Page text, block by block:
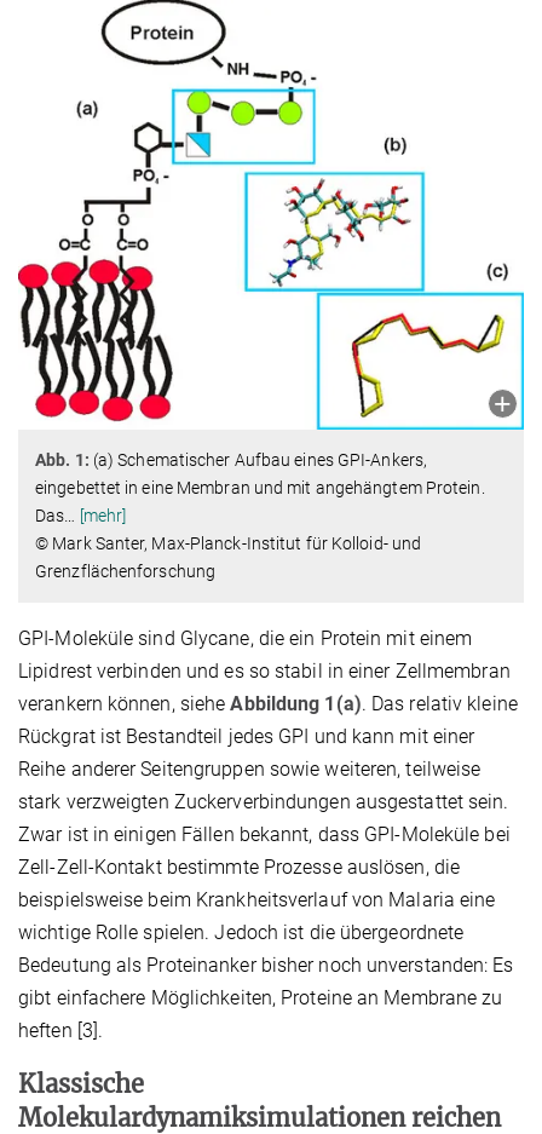
Abb. 1: (a) Schematischer Aufbau eines GPI-Ankers,
eingebettet in eine Membran und mit angehängtem Protein.
Das
[mehr]
© Mark Santer, Max-Planck-Institut für Kolloid- und
Grenzflächenforschung
GPI-Moleküle sind Glycane, die ein Protein mit einem
Lipidrest verbinden und es so stabil in einer Zellmembran
verankern können, sieheAbbildung 1(a). Das relativ kleine
Rückgrat ist Bestandteil jedes GPI und kann mit einer
Reihe anderer Seitengruppen sowie weiteren, teilweise
stark verzweigten Zuckerverbindungen ausgestattet sein.
Zwar ist in einigen Fällen bekannt, dass GPI-Moleküle bei
Zell-Zell-Kontakt bestimmte Prozesse auslösen, die
beispielsweise beim Krankheitsverlauf von Malaria eine
wichtige Rolle spielen. Jedoch ist die übergeordnete
Bedeutung als Proteinanker bisher noch unverstanden: Es
gibt einfachere Möglichkeiten, Proteine an Membrane zu
heften [3].
Klassische
Molekulardynamiksimulationen reichen